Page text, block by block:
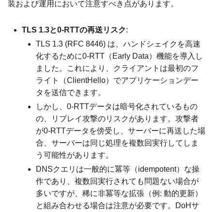
装および運用において注意すべき点があります。
TLS 1.3と0-RTTの再送リスク:
TLS 1.3 (RFC 8446) は、ハンドシェイクを高速
化するために0-RTT（Early Data）機能を導入し
ました。これにより、クライアントは最初のフ
ライト（ClientHello）でアプリケーションデー
タを送信できます。
しかし、0-RTTデータは暗号化されているもの
の、リプレイ攻撃のリスクがあります。攻撃者
が0-RTTデータを傍受し、サーバーに再送した場
合、サーバーは同じ処理を複数回実行してしま
う可能性があります。
DNSクエリは一般的に冪等（idempotent）な操
作であり、複数回実行されても問題ない場合が
多いですが、稀に非冪等な拡張（例: 動的更新）
と組み合わせる場合は注意が必要です。DoHサ